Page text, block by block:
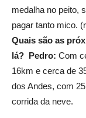
medalha no peito,
pagar tanto mico.
Quais são as
lá? Pedro: Com
16km e cerca de
dos Andes, com
corrida da neve.